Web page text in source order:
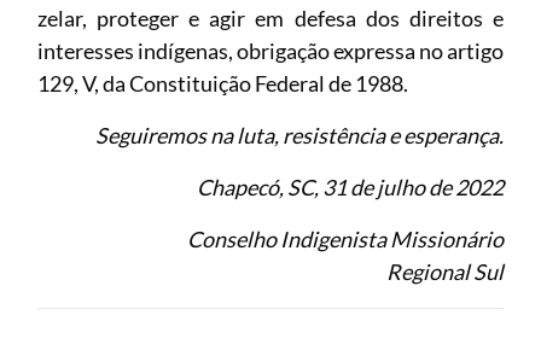
zelar, proteger e agir em defesa dos direitos e
interesses indígenas, obrigação expressa no artigo
129, V, da Constituição Federal de 1988.
Seguiremos na luta, resistência e esperança.
Chapecó, SC, 31 de julho de 2022
Conselho Indigenista Missionário
Regional Sul